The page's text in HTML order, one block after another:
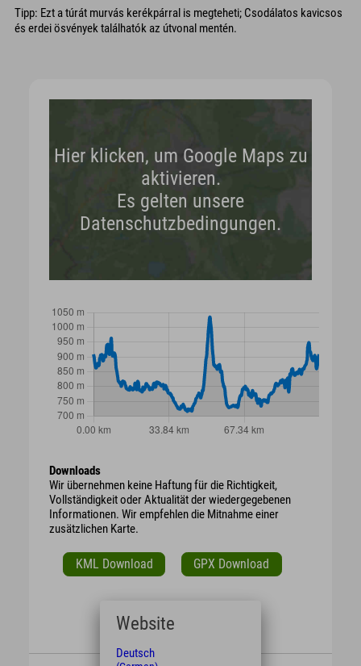
Tipp: Ezt a túrát murvás kerékpárral is megteheti; Csodálatos kavicsos
és erdei ösvények találhatók az útvonal mentén.
Hier klicken, um Google Maps zu
aktivieren.
Es gelten unsere
Datenschutzbedingungen.
Downloads
Wir übernehmen keine Haftung für die Richtigkeit,
Vollständigkeit oder Aktualität der wiedergegebenen
Informationen. Wir empfehlen die Mitnahme einer
zusätzlichen Karte.
KML Download GPX Download
Website
Deutsch